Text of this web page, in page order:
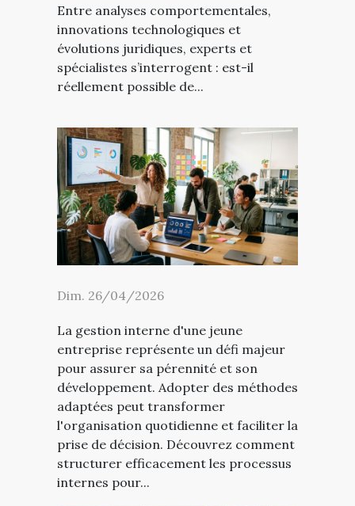
Entre analyses comportementales,
innovations technologiques et
évolutions juridiques, experts et
spécialistes s’interrogent : est-il
réellement possible de...
Dim. 26/04/2026
La gestion interne d'une jeune
entreprise représente un défi majeur
pour assurer sa pérennité et son
développement. Adopter des méthodes
adaptées peut transformer
l'organisation quotidienne et faciliter la
prise de décision. Découvrez comment
structurer efficacement les processus
internes pour...